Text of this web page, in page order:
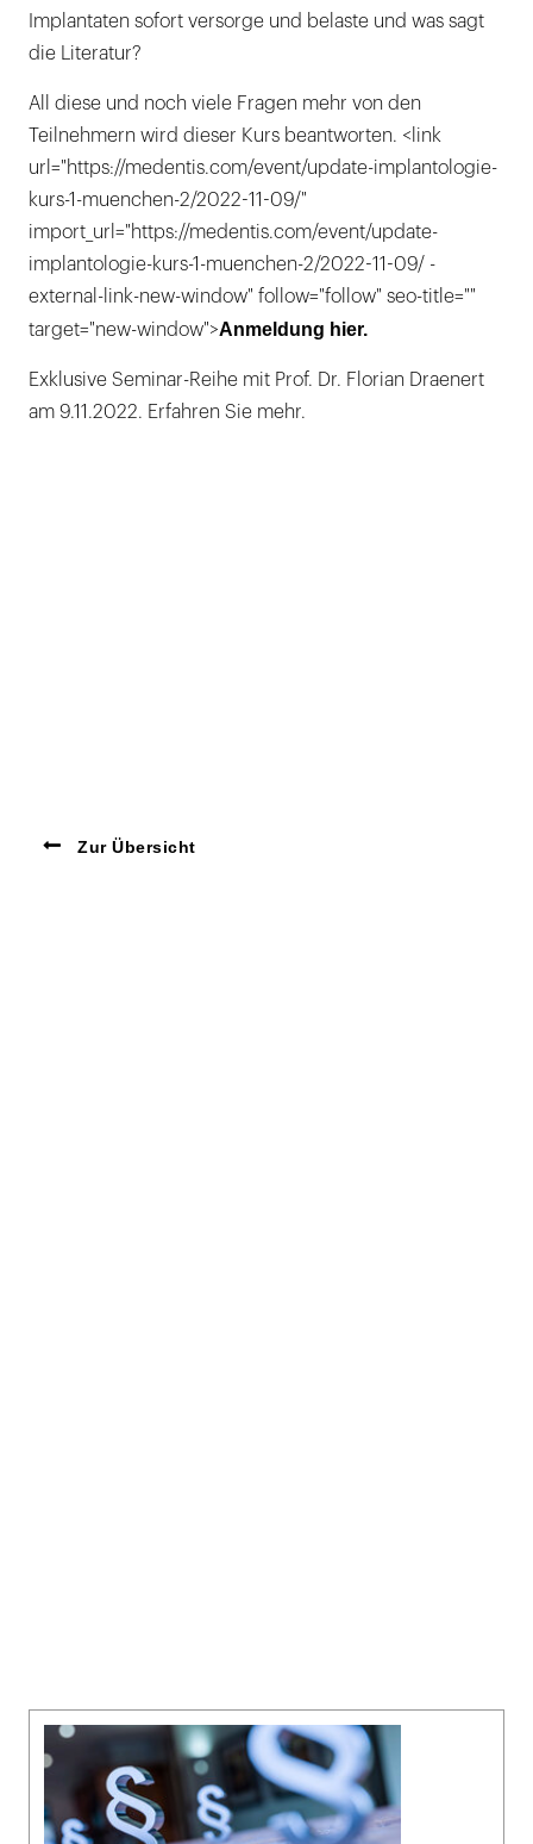
Implantaten sofort versorge und belaste und was sagt
die Literatur?
All diese und noch viele Fragen mehr von den
Teilnehmern wird dieser Kurs beantworten. <link
url="https://medentis.com/event/update-implantologie-
kurs-1-muenchen-2/2022-11-09/"
import_url="https://medentis.com/event/update-
implantologie-kurs-1-muenchen-2/2022-11-09/ -
external-link-new-window" follow="follow" seo-title=""
target="new-window">Anmeldung hier.
Exklusive Seminar-Reihe mit Prof. Dr. Florian Draenert
am 9.11.2022. Erfahren Sie mehr.
Zur Übersicht